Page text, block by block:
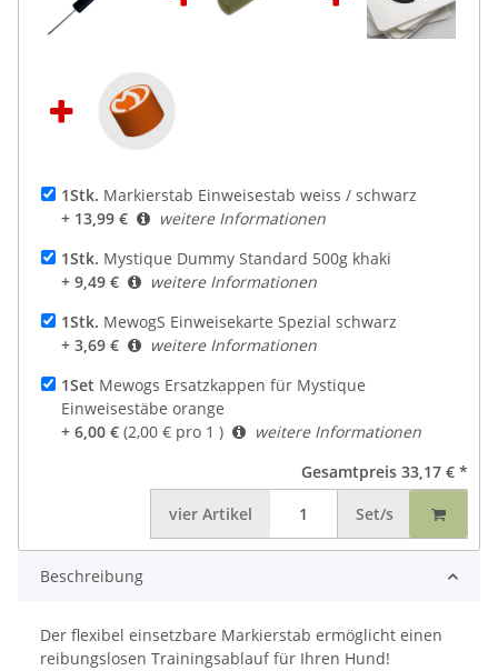
1Stk. Markierstab Einweisestab weiss / schwarz
+ 13,99 €
weitere Informationen
1Stk. Mystique Dummy Standard 500g khaki
+ 9,49 €
weitere Informationen
1Stk. MewogS Einweisekarte Spezial schwarz
+ 3,69 €
weitere Informationen
1Set Mewogs Ersatzkappen für Mystique
Einweisestäbe orange
+ 6,00 € (2,00 € pro 1 )
weitere Informationen
Gesamtpreis 33,17 € *
vier Artikel Set/s
Beschreibung
Der flexibel einsetzbare Markierstab ermöglicht einen
reibungslosen Trainingsablauf für Ihren Hund!